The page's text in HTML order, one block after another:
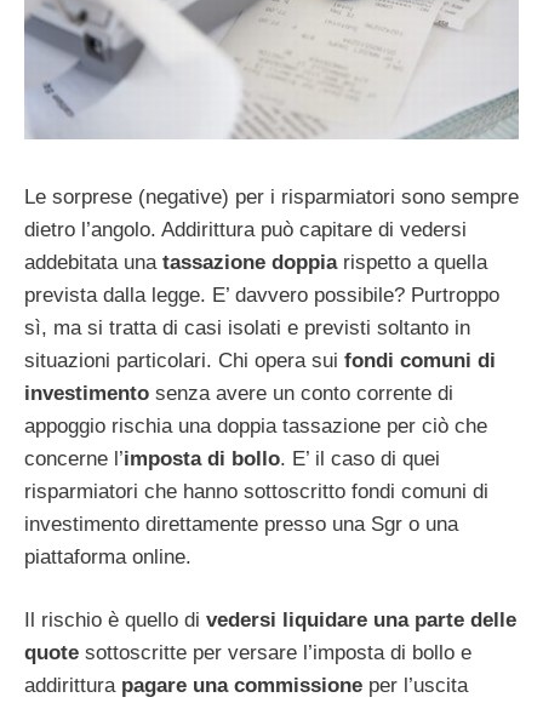
Le sorprese (negative) per i risparmiatori sono sempre
dietro l’angolo. Addirittura può capitare di vedersi
addebitata una tassazione doppia rispetto a quella
prevista dalla legge. E’ davvero possibile? Purtroppo
sì, ma si tratta di casi isolati e previsti soltanto in
situazioni particolari. Chi opera sui fondi comuni di
investimento senza avere un conto corrente di
appoggio rischia una doppia tassazione per ciò che
concerne l’imposta di bollo. E’ il caso di quei
risparmiatori che hanno sottoscritto fondi comuni di
investimento direttamente presso una Sgr o una
piattaforma online.
Il rischio è quello di vedersi liquidare una parte delle
quote sottoscritte per versare l’imposta di bollo e
addirittura pagare una commissione per l’uscita